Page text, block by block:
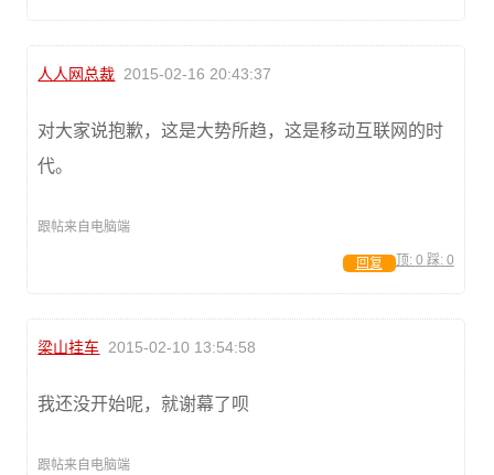
人人网总裁 2015-02-16 20:43:37
对大家说抱歉，这是大势所趋，这是移动互联网的时
代。
跟帖来自电脑端
顶: 0 踩: 0
回复
梁山挂车 2015-02-10 13:54:58
我还没开始呢，就谢幕了呗
跟帖来自电脑端